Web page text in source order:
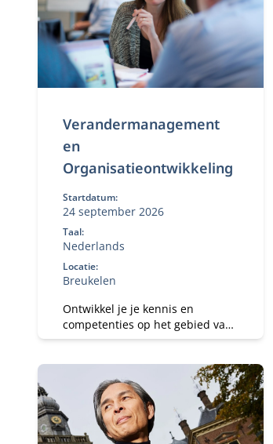
Verandermanagement
en
Organisatieontwikkeling
Startdatum:
24 september 2026
Taal:
Nederlands
Locatie:
Breukelen
Ontwikkel je je kennis en
competenties op het gebied van
organisatieverandering binnen